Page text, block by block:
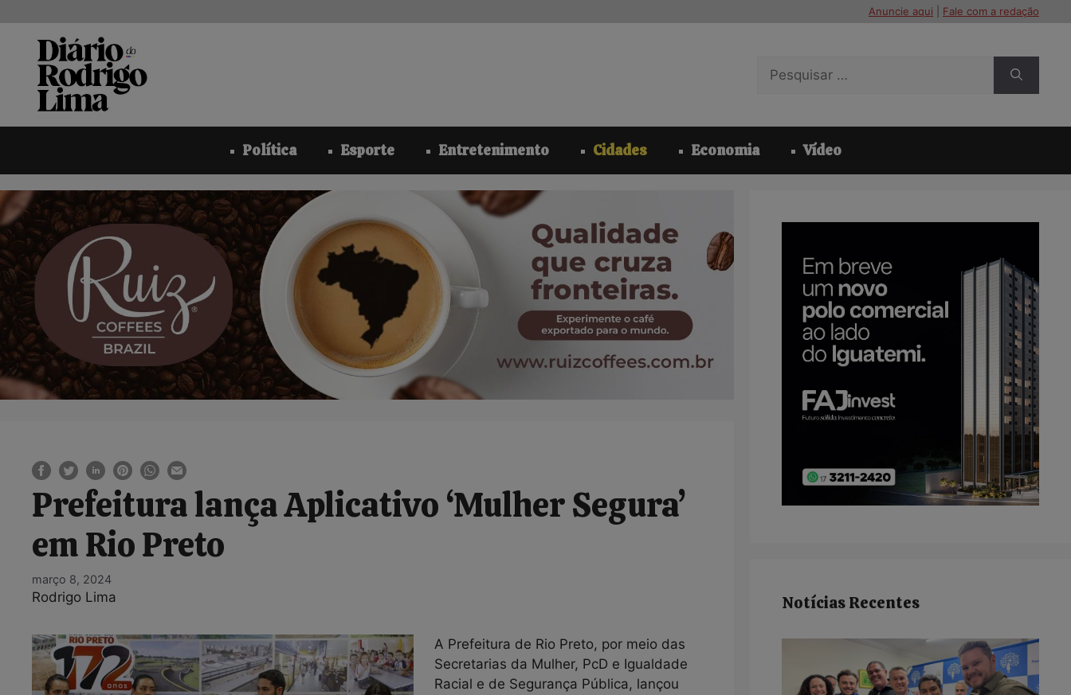
conteúdo
Anuncie aqui Fale com a redação
por:
Política Esporte Entretenimento Cidades Economia Vídeo
Prefeitura lança Aplicativo ‘Mulher Segura’
em Rio Preto
março 8, 2024
Rodrigo Lima
A Prefeitura de Rio Preto, por meio das
Secretarias da Mulher, PcD e Igualdade
Racial e de Segurança Pública, lançou
Notícias Recentes